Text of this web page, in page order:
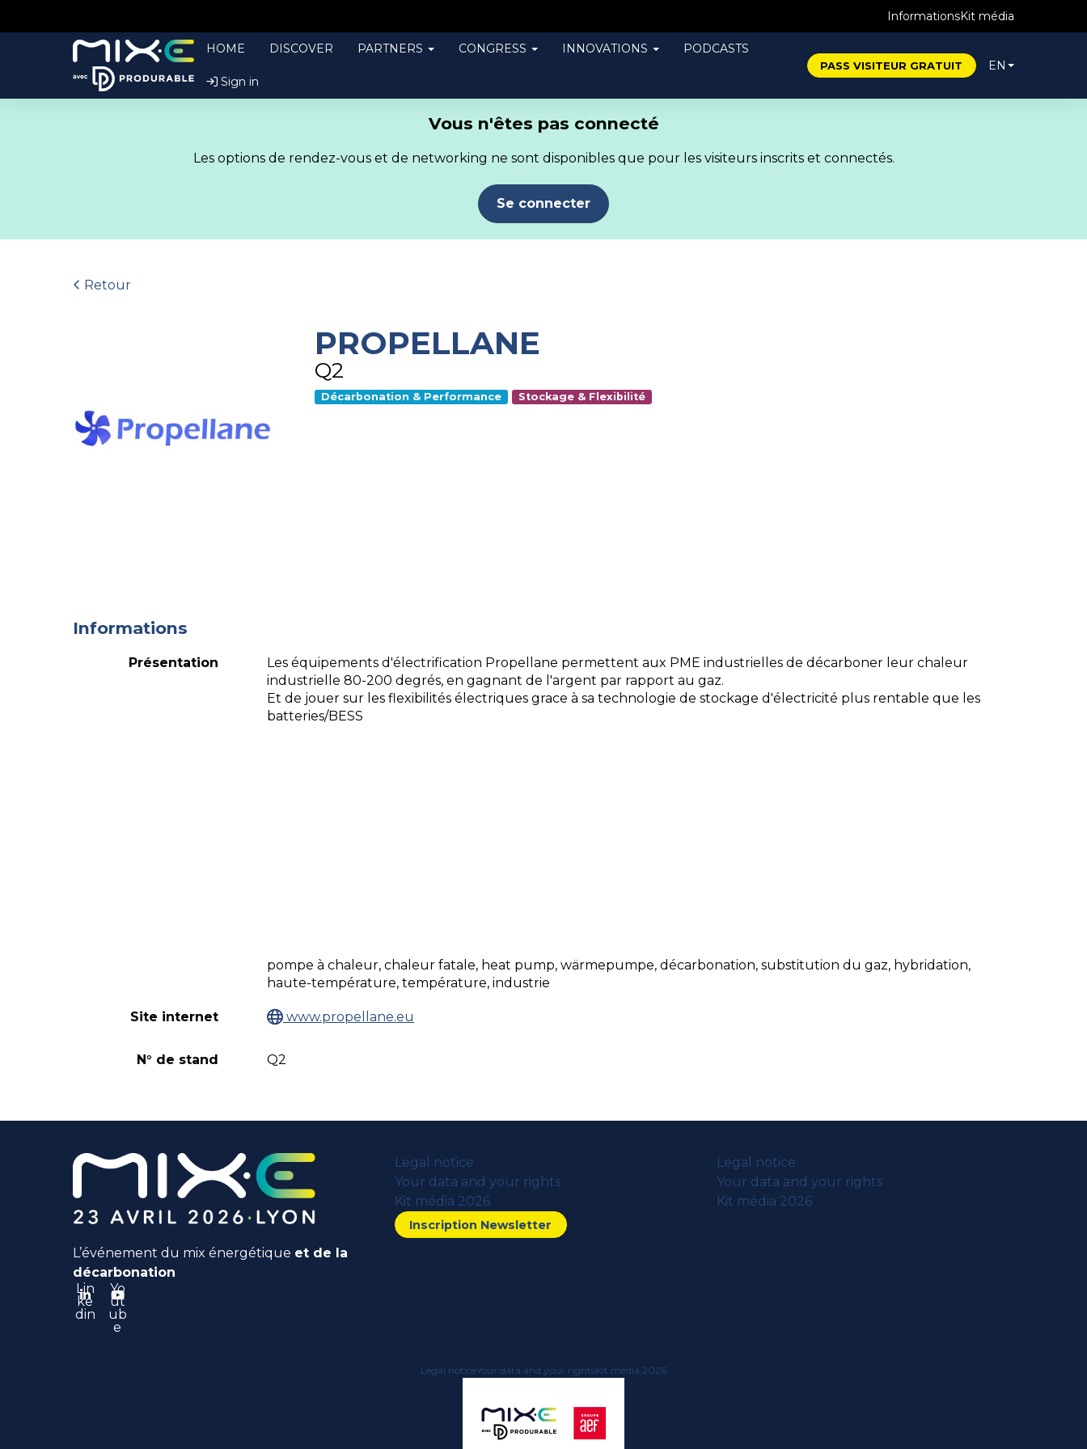
InformationsKit média
HOME DISCOVER PARTNERS CONGRESS INNOVATIONS PODCASTS
Sign in
PASS VISITEUR GRATUIT EN
Vous n'êtes pas connecté
Les options de rendez-vous et de networking ne sont disponibles que pour les visiteurs inscrits et connectés.
Se connecter
Retour
PROPELLANE
Q2
Décarbonation & Performance Stockage & Flexibilité
Informations
Présentation
Les équipements d'électrification Propellane permettent aux PME industrielles de décarboner leur chaleur
industrielle 80-200 degrés, en gagnant de l'argent par rapport au gaz.
Et de jouer sur les flexibilités électriques grace à sa technologie de stockage d'électricité plus rentable que les
batteries/BESS
pompe à chaleur, chaleur fatale, heat pump, wärmepumpe, décarbonation, substitution du gaz, hybridation,
haute-température, température, industrie
Site internet www.propellane.eu
N° de stand Q2
L’événement du mix énergétique et de la
décarbonation
Lin
ke
din
Yo
ut
ub
e
Legal notice
Your data and your rights
Kit média 2026
Inscription Newsletter
Legal notice
Your data and your rights
Kit média 2026
Legal noticeYour data and your rightsKit média 2026